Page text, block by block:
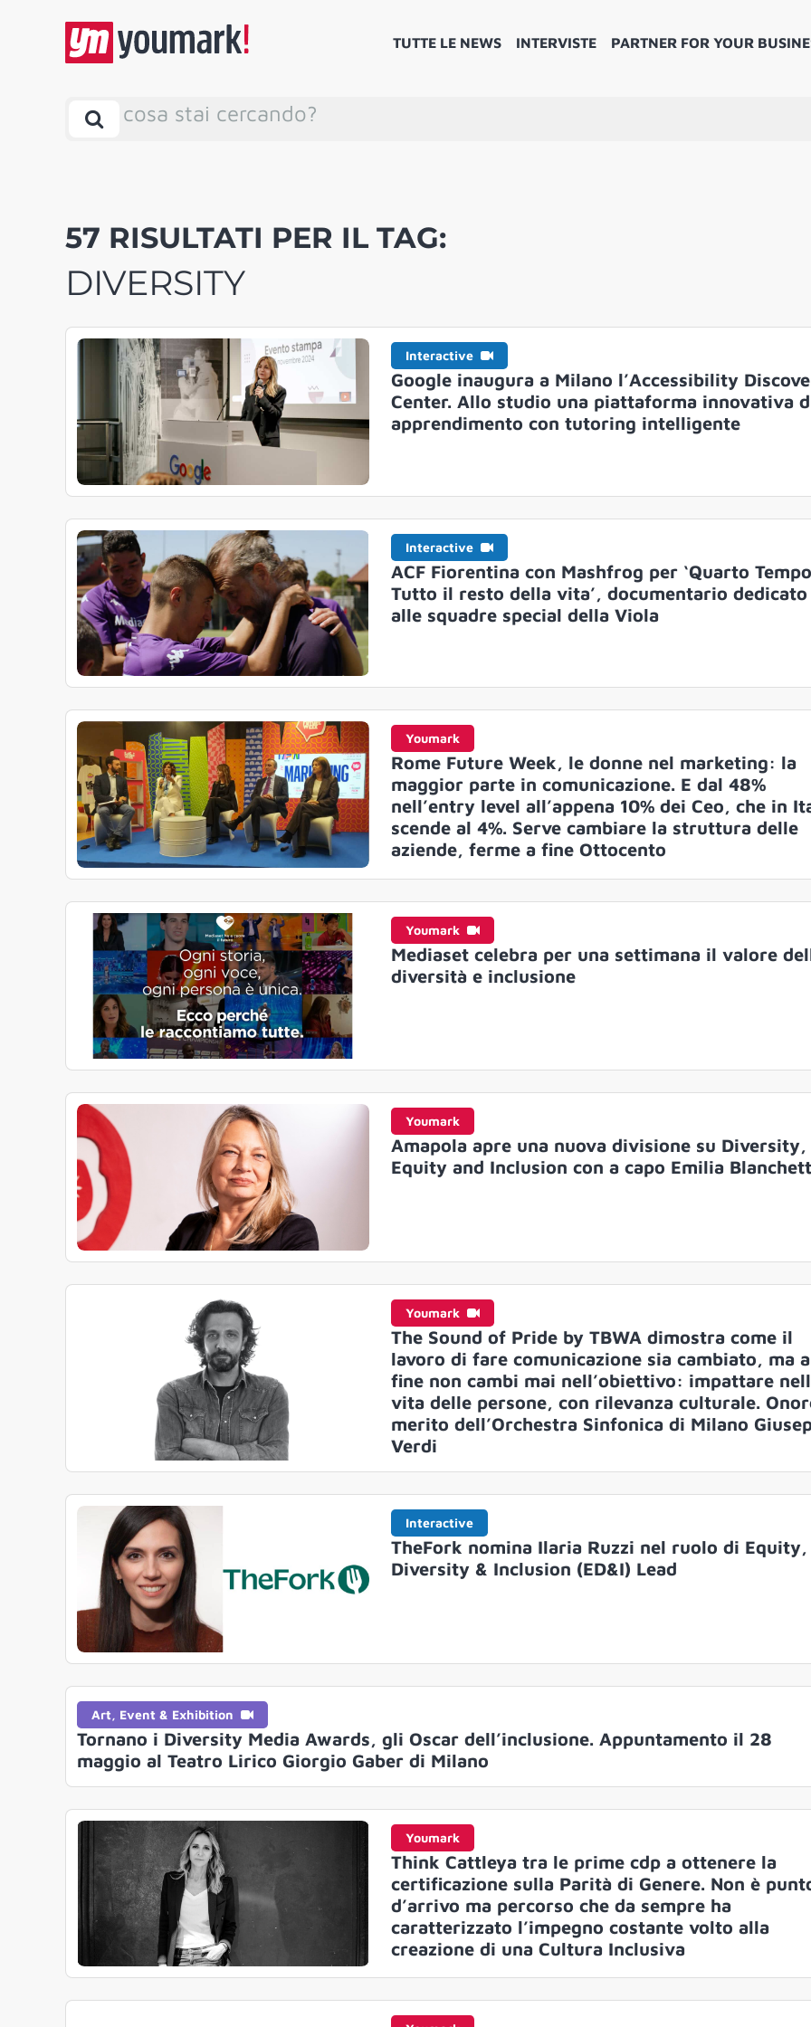
TUTTE LE NEWS INTERVISTE PARTNER FOR YOUR
cosa stai cercando?
57 RISULTATI PER IL TAG:
DIVERSITY
Interactive
Google inaugura a Milano l’Accessibility
Center. Allo studio una piattaforma innovativa
apprendimento con tutoring intelligente
Interactive
ACF Fiorentina con Mashfrog per ‘Quarto
Tutto il resto della vita’, documentario dedicato
alle squadre special della Viola
Youmark
Rome Future Week, le donne nel marketing: la
maggior parte in comunicazione. E dal 48%
nell’entry level all’appena 10% dei Ceo, che in
scende al 4%. Serve cambiare la struttura delle
aziende, ferme a fine Ottocento
Youmark
Mediaset celebra per una settimana il valore
diversità e inclusione
Youmark
Amapola apre una nuova divisione su Diversity,
Equity and Inclusion con a capo Emilia
Youmark
The Sound of Pride by TBWA dimostra come il
lavoro di fare comunicazione sia cambiato, ma
fine non cambi mai nell’obiettivo: impattare
vita delle persone, con rilevanza culturale.
merito dell’Orchestra Sinfonica di Milano
Verdi
Interactive
TheFork nomina Ilaria Ruzzi nel ruolo di Equity,
Diversity & Inclusion (ED&I) Lead
Art, Event & Exhibition
Tornano i Diversity Media Awards, gli Oscar dell’inclusione. Appuntamento il 28
maggio al Teatro Lirico Giorgio Gaber di Milano
Youmark
Think Cattleya tra le prime cdp a ottenere la
certificazione sulla Parità di Genere. Non è
d’arrivo ma percorso che da sempre ha
caratterizzato l’impegno costante volto alla
creazione di una Cultura Inclusiva